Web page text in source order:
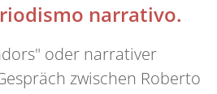
narrativo.
oder narrativer
zwischen Roberto